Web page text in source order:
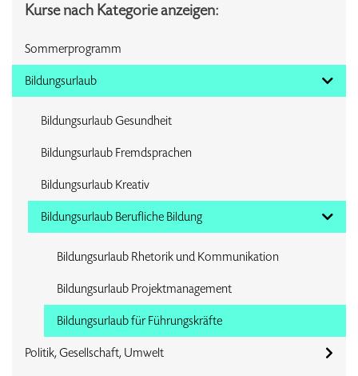
Kurse nach Kategorie anzeigen:
Sommerprogramm
Bildungsurlaub
Bildungsurlaub Gesundheit
Bildungsurlaub Fremdsprachen
Bildungsurlaub Kreativ
Bildungsurlaub Berufliche Bildung
Bildungsurlaub Rhetorik und Kommunikation
Bildungsurlaub Projektmanagement
Bildungsurlaub für Führungskräfte
Politik, Gesellschaft, Umwelt